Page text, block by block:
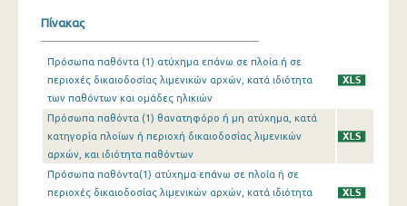
2003
2002
2001
2000
1999
Πίνακας
Πρόσωπα παθόντα (1) ατύχημα επάνω σε πλοία ή σε
περιοχές δικαιοδοσίας λιμενικών αρχών, κατά ιδιότητα
των παθόντων και ομάδες ηλικιών
Πρόσωπα παθόντα (1) θανατηφόρο ή μη ατύχημα, κατά
κατηγορία πλοίων ή περιοχή δικαιοδοσίας λιμενικών
αρχών, και ιδιότητα παθόντων
Πρόσωπα παθόντα(1) ατύχημα επάνω σε πλοία ή σε
περιοχές δικαιοδοσίας λιμενικών αρχών, κατά ιδιότητα